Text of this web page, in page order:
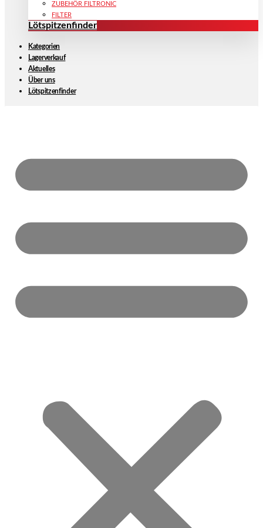
ZUBEHÖR FILTRONIC
FILTER
Lötspitzenfinder
Kategorien
Lagerverkauf
Aktuelles
Über uns
Lötspitzenfinder